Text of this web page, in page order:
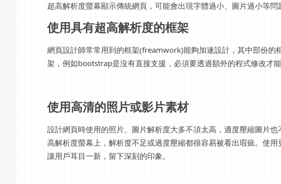
超高解析度螢幕顯示傳統網頁，可能會出現字體過小、圖片過小等
使用具有超高解析度的框架
網頁設計師常常用到的框架(freamwork)能夠加速設計，其中部份的
架，例如bootstrap是沒有直接支援，必須要透過額外的程式修改才能
使用高清的照片或影片素材
設計網頁時使用的照片、圖片解析度大多不須太高，適度壓縮圖片
高解析度螢幕上，解析度不足或過度壓縮都很容易被看出瑕疵。使
讓用戶耳目一新，留下深刻的印象。